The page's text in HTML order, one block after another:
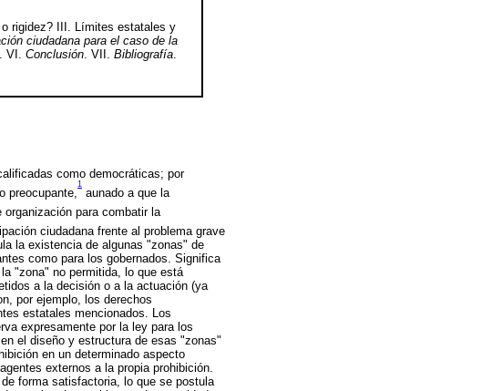
rigidez? III. Límites estatales y
ciudadana para el caso de la
. VI. Conclusión. VII. Bibliografía.
como democráticas; por
preocupante,
1
aunado a que la
para combatir la
ciudadana frente al problema grave
la existencia de algunas "zonas" de
como para los gobernados. Significa
"zona" no permitida, lo que está
a la decisión o a la actuación (ya
por ejemplo, los derechos
estatales mencionados. Los
expresamente por la ley para los
el diseño y estructura de esas "zonas"
en un determinado aspecto
externos a la propia prohibición.
forma satisfactoria, lo que se postula